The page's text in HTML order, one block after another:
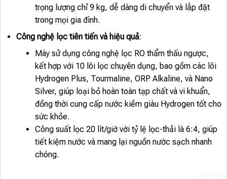
trọng lượng chỉ 9 kg, dễ dàng di chuyển và lắp đặt
trong mọi gia đình.
Công nghệ lọc tiên tiến và hiệu quả:
Máy sử dụng công nghệ lọc RO thẩm thấu ngược,
kết hợp với 10 lõi lọc chuyên dụng, bao gồm các lõi
Hydrogen Plus, Tourmaline, ORP Alkaline, và Nano
Silver, giúp loại bỏ hoàn toàn tạp chất và vi khuẩn,
đồng thời cung cấp nước kiềm giàu Hydrogen tốt cho
sức khỏe.
Công suất lọc 20 lít/giờ với tỷ lệ lọc-thải là 6:4, giúp
tiết kiệm nước và mang lại nguồn nước sạch nhanh
chóng.